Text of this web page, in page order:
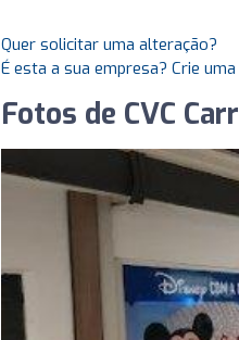
Quer solicitar uma alteração?
É esta a sua empresa? Crie
Fotos de CVC